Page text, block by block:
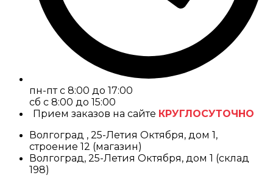
пн-пт с 8:00 до 17:00
cб с 8:00 до 15:00
Прием заказов на сайте КРУГЛОСУТОЧНО
Волгоград , 25-Летия Октября, дом 1,
строение 12 (магазин)
Волгоград, 25-Летия Октября, дом 1 (склад
198)